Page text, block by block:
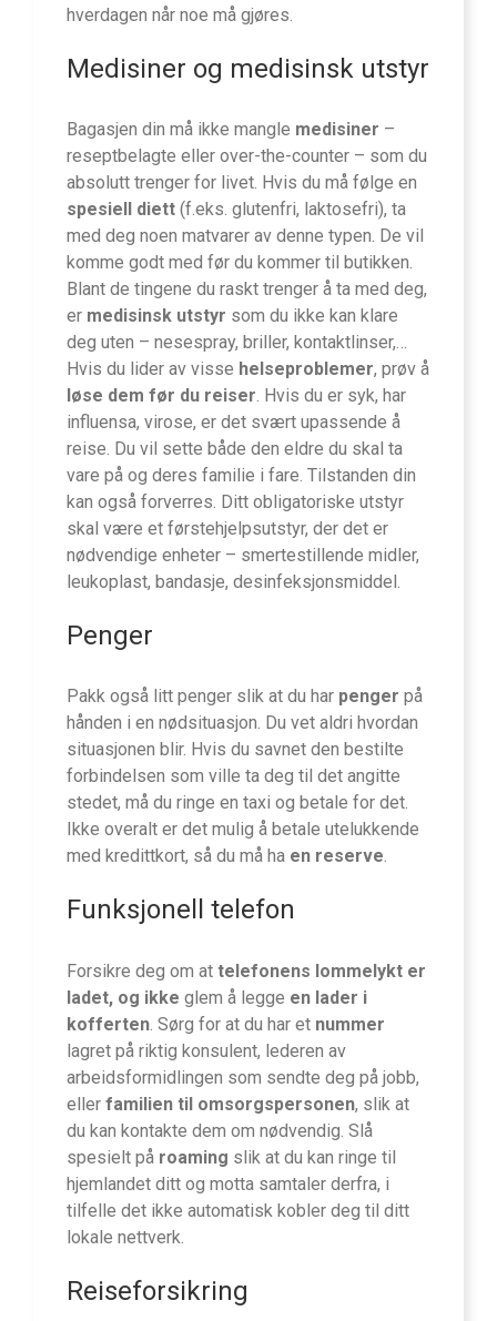
hverdagen når noe må gjøres.
Medisiner og medisinsk utstyr
Bagasjen din må ikke mangle medisiner –
reseptbelagte eller over-the-counter – som du
absolutt trenger for livet. Hvis du må følge en
spesiell diett (f.eks. glutenfri, laktosefri), ta
med deg noen matvarer av denne typen. De vil
komme godt med før du kommer til butikken.
Blant de tingene du raskt trenger å ta med deg,
er medisinsk utstyr som du ikke kan klare
deg uten – nesespray, briller, kontaktlinser,…
Hvis du lider av visse helseproblemer, prøv å
løse dem før du reiser. Hvis du er syk, har
influensa, virose, er det svært upassende å
reise. Du vil sette både den eldre du skal ta
vare på og deres familie i fare. Tilstanden din
kan også forverres. Ditt obligatoriske utstyr
skal være et førstehjelpsutstyr, der det er
nødvendige enheter – smertestillende midler,
leukoplast, bandasje, desinfeksjonsmiddel.
Penger
Pakk også litt penger slik at du har penger på
hånden i en nødsituasjon. Du vet aldri hvordan
situasjonen blir. Hvis du savnet den bestilte
forbindelsen som ville ta deg til det angitte
stedet, må du ringe en taxi og betale for det.
Ikke overalt er det mulig å betale utelukkende
med kredittkort, så du må ha en reserve.
Funksjonell telefon
Forsikre deg om at telefonens lommelykt er
ladet, og ikke glem å legge en lader i
kofferten . Sørg for at du har et nummer
lagret på riktig konsulent, lederen av
arbeidsformidlingen som sendte deg på jobb,
eller familien til omsorgspersonen, slik at
du kan kontakte dem om nødvendig. Slå
spesielt på roaming slik at du kan ringe til
hjemlandet ditt og motta samtaler derfra, i
tilfelle det ikke automatisk kobler deg til ditt
lokale nettverk.
Reiseforsikring